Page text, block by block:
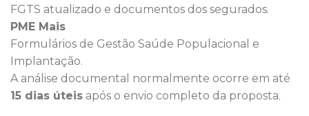
FGTS atualizado e documentos dos segurados.
PME Mais
Formulários de Gestão Saúde Populacional e
Implantação.
A análise documental normalmente ocorre em até
15 dias úteis após o envio completo da proposta.